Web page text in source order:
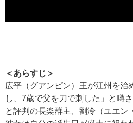
＜あらすじ＞
広平（グアンピン）王が江州を治
し、7歳で父を刀で刺した」と噂
と評判の長楽群主、劉泠（ユエン